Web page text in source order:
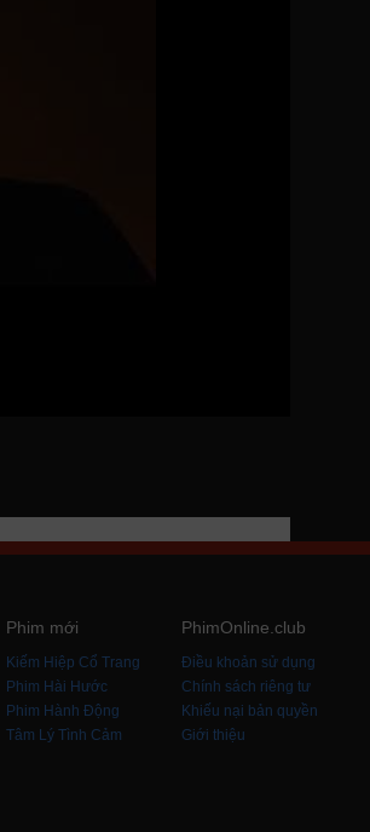
Phim mới
Kiếm Hiệp Cổ Trang
Phim Hài Hước
Phim Hành Động
Tâm Lý Tình Cảm
PhimOnline.club
Điều khoản sử dụng
Chính sách riêng tư
Khiếu nại bản quyền
Giới thiệu